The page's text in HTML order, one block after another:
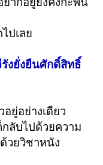
ปเลย
งยั่งยืนศักดิ์สิทธิ์
ยู่อย่างเดียว
ลับไปด้วยความ
วยวิชาหนัง